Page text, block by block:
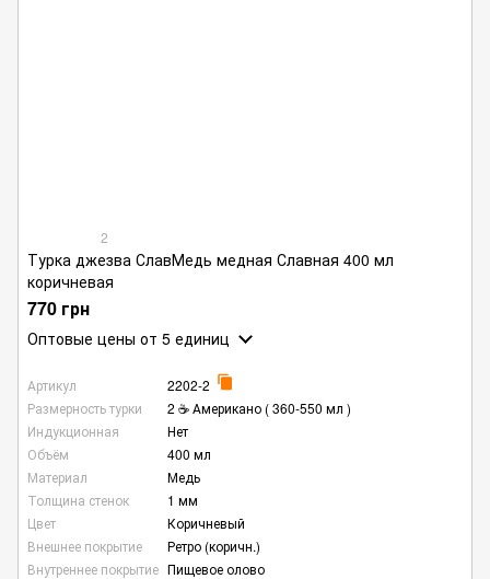
2
Турка джезва СлавМедь медная Славная 400 мл
коричневая
770 грн
Оптовые цены от 5 единиц
Артикул
2202-2
Размерность турки
2 ☕ Американо ( 360-550 мл )
Индукционная
Нет
Объём
400 мл
Материал
Медь
Толщина стенок
1 мм
Цвет
Коричневый
Внешнее покрытие
Ретро (коричн.)
Внутреннее покрытие Пищевое олово